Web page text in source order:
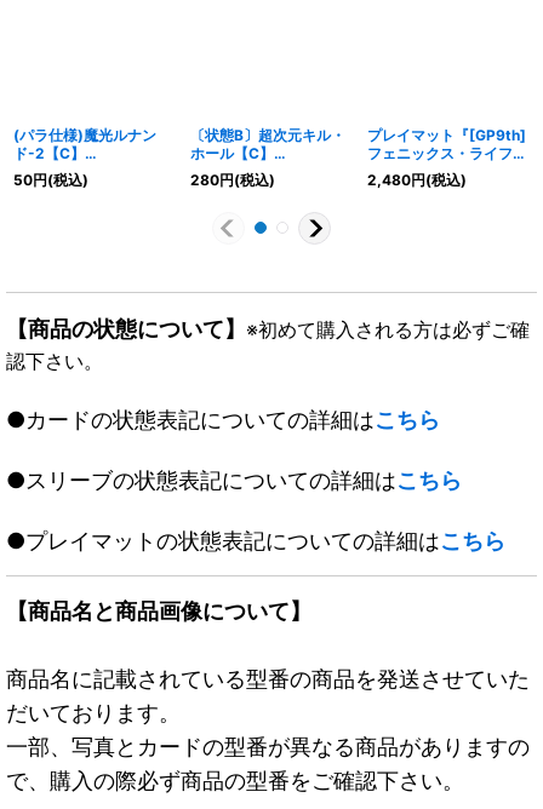
(パラ仕様)魔光ルナン
ド-2【C】
{RP1973/95}《闇》
50円(税込)
〔状態B〕超次元キル・
ホール【C】
{DM3749/55}《火》
280円(税込)
プレイマット『[GP9th]
フェニックス・ライフ』
【サプライ】{-}
2,480円(税込)
【商品の状態について】 ※初めて購入される方は必ずご確
認下さい。
●カードの状態表記についての詳細はこちら
●スリーブの状態表記についての詳細はこちら
●プレイマットの状態表記についての詳細はこちら
【商品名と商品画像について】
商品名に記載されている型番の商品を発送させていた
だいております。
一部、写真とカードの型番が異なる商品がありますの
で、購入の際必ず商品の型番をご確認下さい。